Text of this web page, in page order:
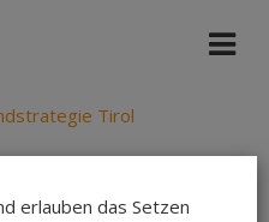
Tirol
erlauben das Setzen